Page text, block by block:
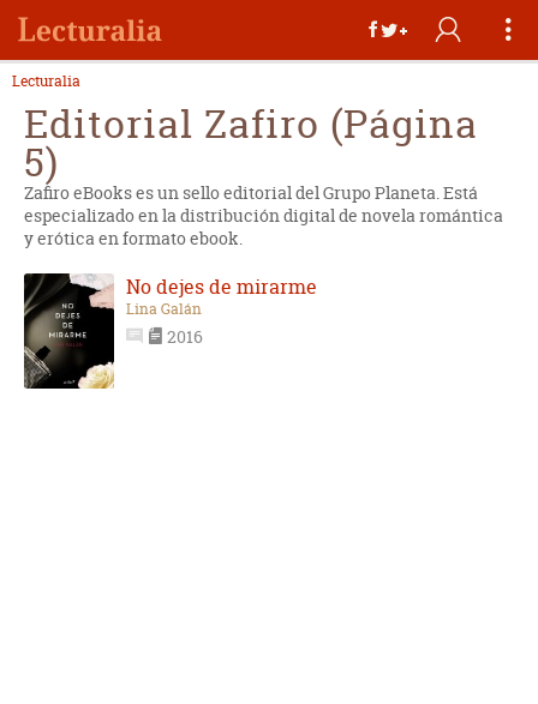
Lecturalia
Editorial Zafiro (Página
5)
Zafiro eBooks es un sello editorial del Grupo Planeta. Está
especializado en la distribución digital de novela romántica
y erótica en formato ebook.
No dejes de mirarme
Lina Galán
2016